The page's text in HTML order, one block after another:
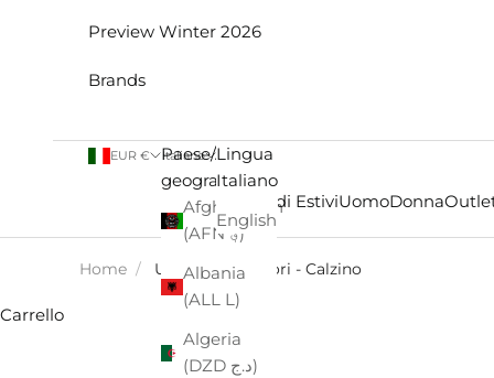
Saldi EstiviUomoDonna
Preview Winter 2026
Brands
EUR €
Paese/Area
geografica
Afghanistan
(AFN ؋)
Albania
(ALL L)
Algeria
(DZD د.ج)
Italiano
Lingua
Italiano
English
Home / Uomo - Accessori - Calzino
Carrello